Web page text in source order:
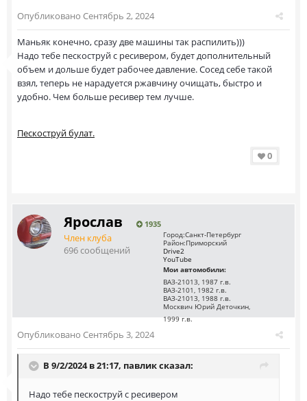
Опубликовано Сентябрь 2, 2024
Маньяк конечно, сразу две машины так распилить)))
Надо тебе пескоструй с ресивером, будет дополнительный
объем и дольше будет рабочее давление. Сосед себе такой
взял, теперь не нарадуется ржавчину очищать, быстро и
удобно. Чем больше ресивер тем лучше.
Пескоструй булат.
0
Ярослав 1935
Член клуба
696 сообщений
Город:Санкт-Петербург
Район:Приморский
Drive2
YouTube
Мои автомобили:
ВАЗ-21013, 1987 г.в.
ВАЗ-2101, 1982 г.в.
ВАЗ-21013, 1988 г.в.
Москвич Юрий Деточкин,
1999 г.в.
Опубликовано Сентябрь 3, 2024
В 9/2/2024 в 21:17, павликсказал:
Надо тебе пескоструй с ресивером